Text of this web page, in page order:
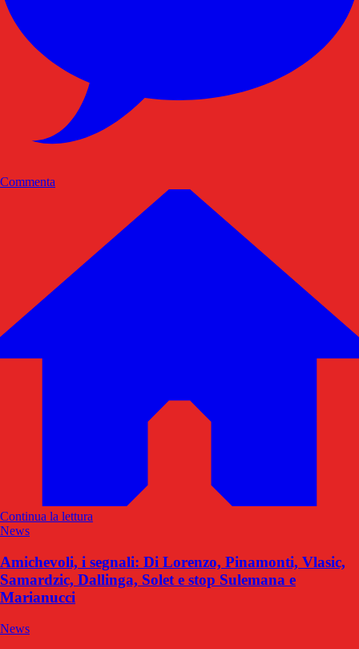
Commenta
Continua la lettura
News
Amichevoli, i segnali: Di Lorenzo, Pinamonti, Vlasic,
Samardzic, Dallinga, Solet e stop Sulemana e
Marianucci
News